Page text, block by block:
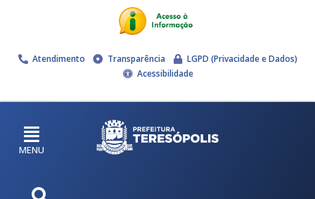
Atendimento Transparência
LGPD (Privacidade e Dados)
Acessibilidade
MENU